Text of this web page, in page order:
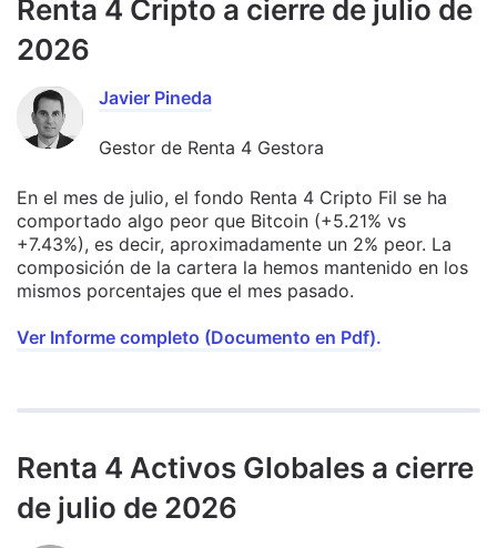
Renta 4 Cripto a cierre de julio de
2026
Javier Pineda
Gestor de Renta 4 Gestora
En el mes de julio, el fondo Renta 4 Cripto Fil se ha
comportado algo peor que Bitcoin (+5.21% vs
+7.43%), es decir, aproximadamente un 2% peor. La
composición de la cartera la hemos mantenido en los
mismos porcentajes que el mes pasado.
Ver Informe completo (Documento en Pdf).
Renta 4 Activos Globales a cierre
de julio de 2026